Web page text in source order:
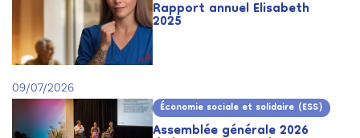
Rapport annuel Elisabeth
2025
09/07/2026
Économie sociale et solidaire (ESS)
Assemblée générale 2026